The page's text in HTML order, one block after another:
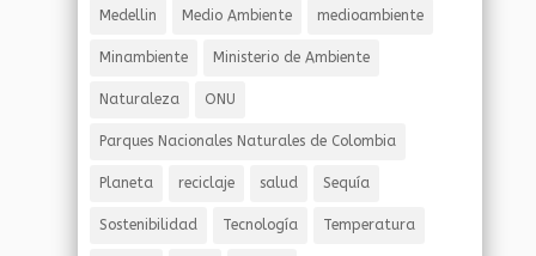
Medellin Medio Ambiente medioambiente
Minambiente Ministerio de Ambiente
Naturaleza ONU
Parques Nacionales Naturales de Colombia
Planeta reciclaje salud Sequía
Sostenibilidad Tecnología Temperatura